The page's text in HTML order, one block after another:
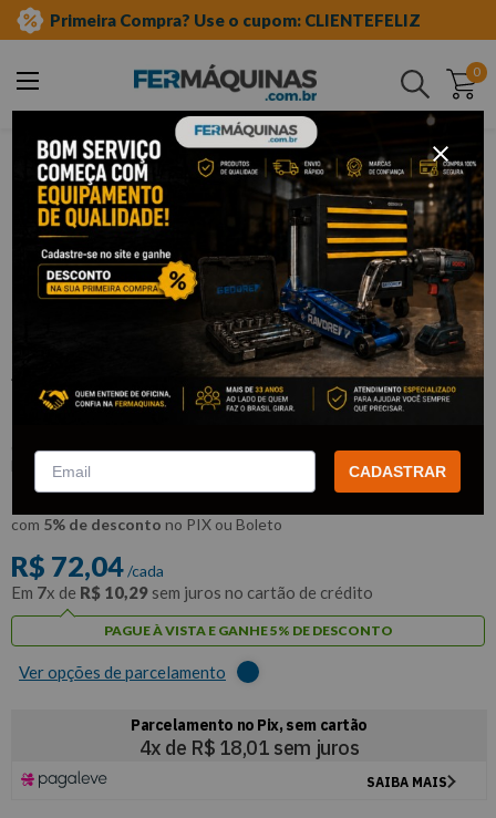
Primeira Compra? Use o cupom: CLIENTEFELIZ
0
Buscar
ferramentas manuais
jogo de chave allen
curta
Jogo de Chave Allen 1/16" - 1/2" (12
pçs) - GEDORE
:4212P
GEDORE
R$68,44
com 5% de desconto no PIX ou Boleto
R$ 72,04/cada
Em 7x de R$ 10,29 sem juros no cartão de crédito
PAGUE À VISTA E GANHE 5% DE DESCONTO
Ver opções de parcelamento
CADASTRAR